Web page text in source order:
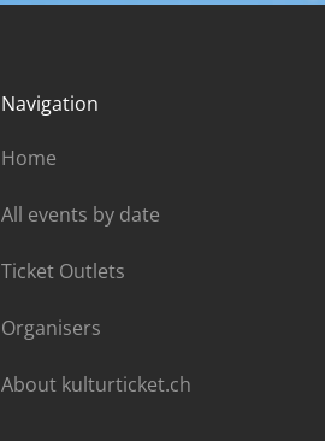
Navigation
Home
All events by date
Ticket Outlets
Organisers
About kulturticket.ch